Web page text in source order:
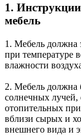
1.
мебель
1. Мебель должна
при температуре
влажности
2. Мебель должна
солнечных лучей,
отопительных
вблизи сырых и
внешнего вида и